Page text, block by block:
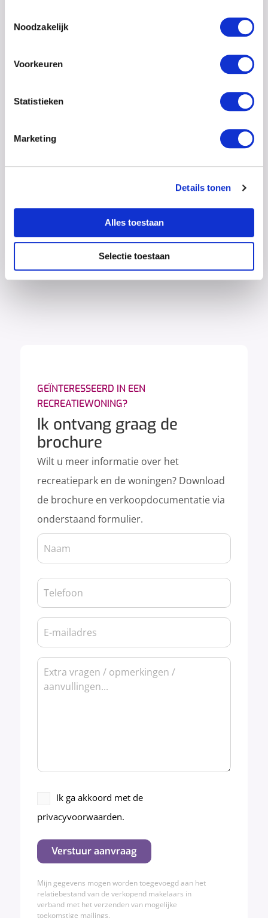
Noodzakelijk
Voorkeuren
Statistieken
Marketing
Details tonen
Alles toestaan
Selectie toestaan
GEÏNTERESSEERD IN EEN
RECREATIEWONING?
Ik ontvang graag de
brochure
Wilt u meer informatie over het
recreatiepark en de woningen? Download
de brochure en verkoopdocumentatie via
onderstaand formulier.
Naam
(Vereist)
Naam
Telefoon
(Vereist)
E-
mailadres
Bericht
Akkoord
privacyverklaring
Ik ga akkoord met de
privacyvoorwaarden.
Verstuur aanvraag
Mijn gegevens mogen worden toegevoegd aan het
relatiebestand van de verkopend makelaars in
verband met het verzenden van mogelijke
toekomstige mailings.